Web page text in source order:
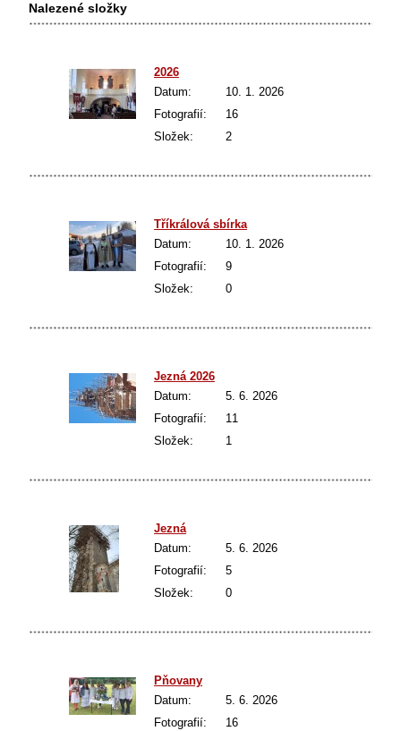
Nalezené složky
2026
Datum:
10. 1. 2026
Fotografií:
16
Složek:
2
Tříkrálová sbírka
Datum:
10. 1. 2026
Fotografií:
9
Složek:
0
Jezná 2026
Datum:
5. 6. 2026
Fotografií:
11
Složek:
1
Jezná
Datum:
5. 6. 2026
Fotografií:
5
Složek:
0
Pňovany
Datum:
5. 6. 2026
Fotografií:
16